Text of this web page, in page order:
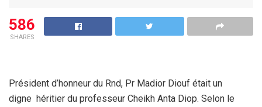
586
SHARES
Président d’honneur du Rnd, Pr Madior Diouf était un
digne héritier du professeur Cheikh Anta Diop. Selon le